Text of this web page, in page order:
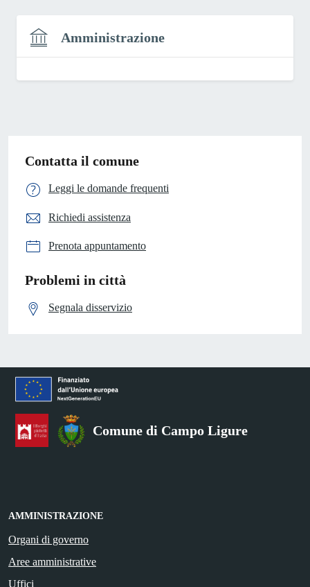
Amministrazione
Contatta il comune
Leggi le domande frequenti
Richiedi assistenza
Prenota appuntamento
Problemi in città
Segnala disservizio
Comune di Campo Ligure
AMMINISTRAZIONE
Organi di governo
Aree amministrative
Uffici